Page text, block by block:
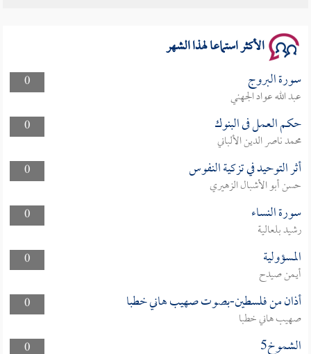
الأكثر استماعا لهذا الشهر
0 سورة البروج
عبد الله عواد الجهني
0
حكم العمل فى البنوك
محمد ناصر الدين الألباني
0
أثر التوحيد في تزكية النفوس
حسن أبو الأشبال الزهيري
0
سورة النساء
رشيد بلعالية
0
المسؤولية
أيمن صيدح
0
أذان من فلسطين-بصوت صهيب هاني خطبا
صهيب هاني خطبا
0
الشموخ5